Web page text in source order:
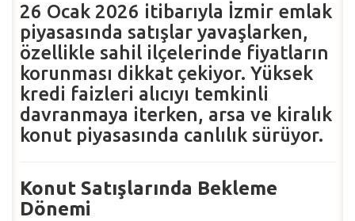
26 Ocak 2026 itibarıyla İzmir emlak
piyasasında satışlar yavaşlarken,
özellikle sahil ilçelerinde fiyatların
korunması dikkat çekiyor. Yüksek
kredi faizleri alıcıyı temkinli
davranmaya iterken, arsa ve kiralık
konut piyasasında canlılık sürüyor.
Konut Satışlarında Bekleme
Dönemi